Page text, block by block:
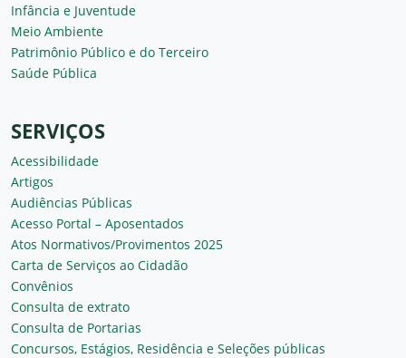
Infância e Juventude
Meio Ambiente
Patrimônio Público e do Terceiro
Saúde Pública
SERVIÇOS
Acessibilidade
Artigos
Audiências Públicas
Acesso Portal – Aposentados
Atos Normativos/Provimentos 2025
Carta de Serviços ao Cidadão
Convênios
Consulta de extrato
Consulta de Portarias
Concursos, Estágios, Residência e Seleções públicas